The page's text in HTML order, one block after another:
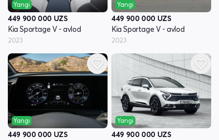
Yangi
449 900 000 UZS
Kia Sportage V - avlod
2023
Yangi
449 900 000 UZS
Kia Sportage V - avlod
2023
Yangi
449 900 000 UZS
Yangi
449 900 000 UZS